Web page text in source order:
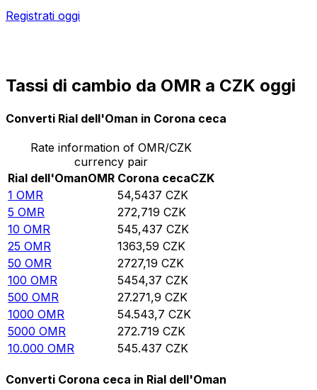
Registrati oggi
Tassi di cambio da OMR a CZK oggi
Converti Rial dell'Oman in Corona ceca
Rate information of OMR/CZK
currency pair
Rial dell'OmanOMR Corona cecaCZK
1 OMR 54,5437 CZK
5 OMR 272,719 CZK
10 OMR 545,437 CZK
25 OMR 1363,59 CZK
50 OMR 2727,19 CZK
100 OMR 5454,37 CZK
500 OMR 27.271,9 CZK
1000 OMR 54.543,7 CZK
5000 OMR 272.719 CZK
10.000 OMR 545.437 CZK
Converti Corona ceca in Rial dell'Oman